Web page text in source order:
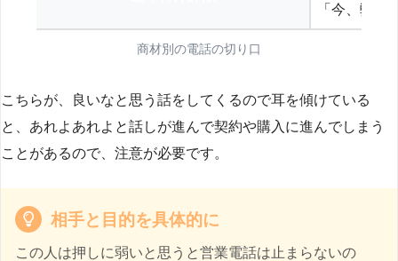
「今、弊
商材別の電話の切り口
こちらが、良いなと思う話をしてくるので耳を傾けている
と、あれよあれよと話しが進んで契約や購入に進んでしまう
ことがあるので、注意が必要です。
相手と目的を具体的に
この人は押しに弱いと思うと営業電話は止まらないの